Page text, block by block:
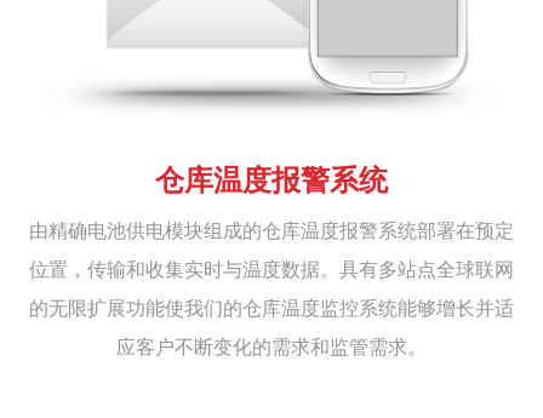
仓库温度报警系统
由精确电池供电模块组成的仓库温度报警系统部署在预定
位置，传输和收集实时与温度数据。具有多站点全球联网
的无限扩展功能使我们的仓库温度监控系统能够增长并适
应客户不断变化的需求和监管需求。